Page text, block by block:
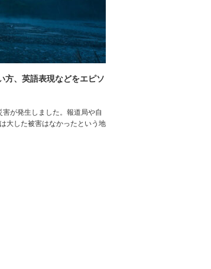
方、英語表現などをエピソ
が発生しました。報道局や自
大した被害はなかったという地